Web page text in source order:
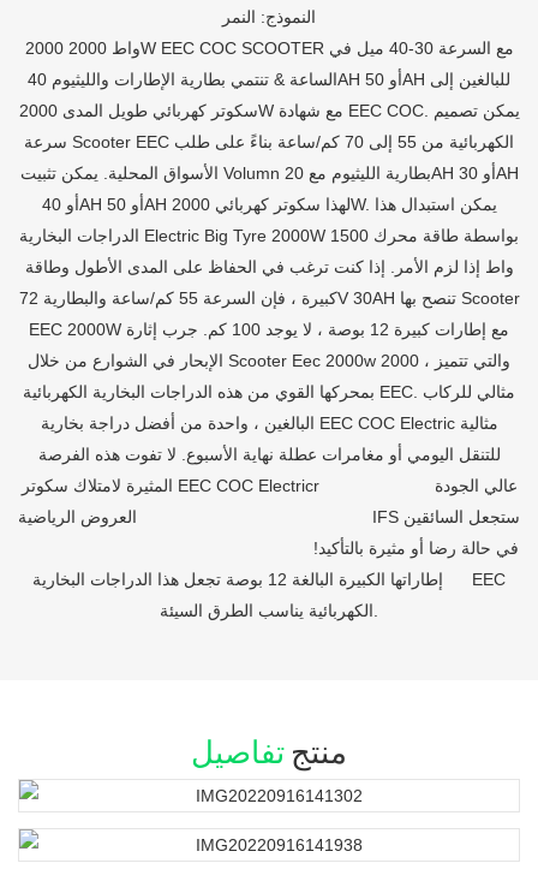
النموذج: النمر
2000 واط 2000W EEC COC SCOOTER مع السرعة 30-40 ميل في
الساعة & تنتمي بطارية الإطارات والليثيوم 40AH أو 50AH للبالغين إلى
سكوتر كهربائي طويل المدى 2000W مع شهادة EEC COC. يمكن تصميم
سرعة Scooter EEC الكهربائية من 55 إلى 70 كم/ساعة بناءً على طلب
الأسواق المحلية. يمكن تثبيت Volumn بطارية الليثيوم مع 20AH أو 30AH
أو 40AH أو 50AH لهذا سكوتر كهربائي 2000W. يمكن استبدال هذا
الدراجات البخارية Electric Big Tyre 2000W بواسطة طاقة محرك 1500
واط إذا لزم الأمر. إذا كنت ترغب في الحفاظ على المدى الأطول وطاقة
كبيرة ، فإن السرعة 55 كم/ساعة والبطارية 72V 30AH تنصح بها Scooter
EEC 2000W مع إطارات كبيرة 12 بوصة ، لا يوجد 100 كم. جرب إثارة
الإبحار في الشوارع من خلال Scooter Eec 2000w 2000 ، والتي تتميز
بمحركها القوي من هذه الدراجات البخارية الكهربائية EEC. مثالي للركاب
البالغين ، واحدة من أفضل دراجة بخارية EEC COC Electric مثالية
للتنقل اليومي أو مغامرات عطلة نهاية الأسبوع. لا تفوت هذه الفرصة
المثيرة لامتلاك سكوتر EEC COC Electricr عالي الجودة
العروض الرياضية IFS ستجعل السائقين
في حالة رضا أو مثيرة بالتأكيد!
إطاراتها الكبيرة البالغة 12 بوصة تجعل هذا الدراجات البخارية EEC
الكهربائية يناسب الطرق السيئة.
منتج تفاصيل